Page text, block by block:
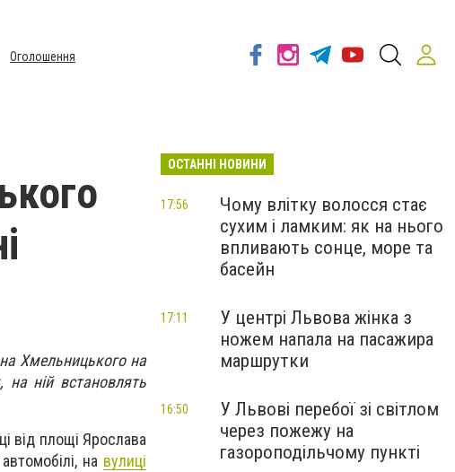
Оголошення
Хмельницького на
ній встановлять
від площі Ярослава
на вулиці
ОСТАННІ НОВИНИ
Чому влітку волосся стає
сухим і ламким: як на нього
впливають сонце, море та
басейн
17:56
У центрі Львова жінка з
ножем напала на пасажира
маршрутки
17:11
У Львові перебої зі світлом
через пожежу на
газороподільчому пункті
16:50